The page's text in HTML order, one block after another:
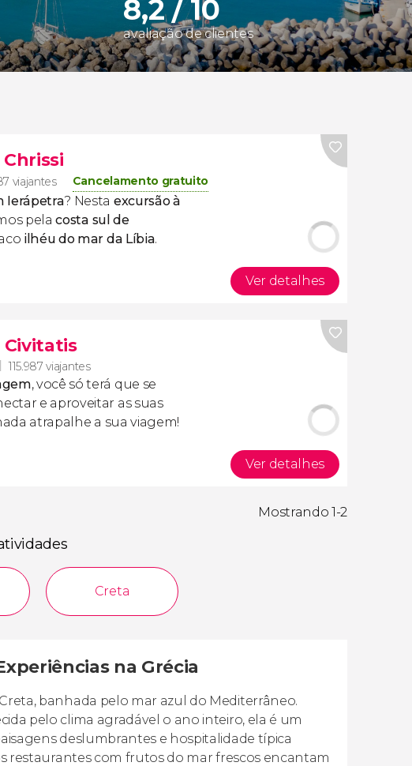
8,2 / 10
avaliação de clientes
viajantes Cancelamento gratuito
Ierápetra? Nesta excursão à
pelacosta sul de
ilhéu do mar da Líbia.
Ver detalhes
Civitatis
115.987 viajantes
, você só terá que se
e aproveitar as suas
atrapalhe a sua viagem!
Ver detalhes
Mostrando 1-2
Creta
na Grécia
banhada pelo mar azul do Mediterrâneo.
pelo clima agradável o ano inteiro, ela é um
deslumbrantes e hospitalidade típica
restaurantes com frutos do mar frescos encantam